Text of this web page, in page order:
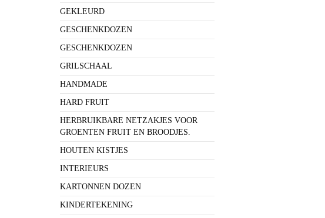
GEKLEURD
GESCHENKDOZEN
GESCHENKDOZEN
GRILSCHAAL
HANDMADE
HARD FRUIT
HERBRUIKBARE NETZAKJES VOOR
GROENTEN FRUIT EN BROODJES.
HOUTEN KISTJES
INTERIEURS
KARTONNEN DOZEN
KINDERTEKENING